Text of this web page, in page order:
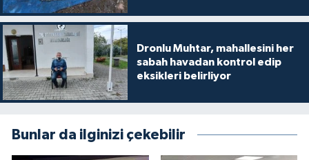
Dronlu Muhtar, mahallesini her
sabah havadan kontrol edip
eksikleri belirliyor
Bunlar da ilginizi çekebilir